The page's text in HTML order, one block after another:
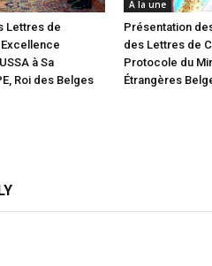
Lettres de
à Sa
Roi des Belges
A la une
Présentation
des Lettres de
Protocole du
Étrangères